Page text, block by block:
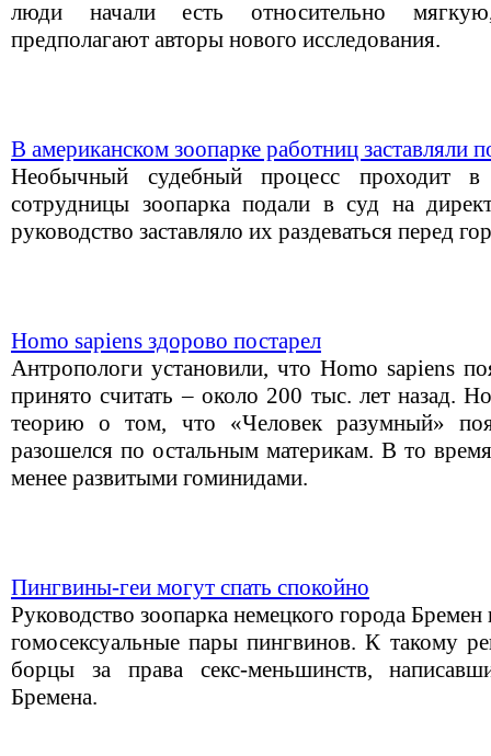
люди начали есть относительно
предполагают авторы нового исследования.
В американском зоопарке работниц заставляли
Необычный судебный процесс проходит
сотрудницы зоопарка подали в суд на
руководство заставляло их раздеваться перед
Homo sapiens здорово постарел
Антропологи установили, что Homo sapiens
принято считать – около 200 тыс. лет назад.
теорию о том, что «Человек разумный»
разошелся по остальным материкам. В то
менее развитыми гоминидами.
Пингвины-геи могут спать спокойно
Руководство зоопарка немецкого города
гомосексуальные пары пингвинов. К такому
борцы за права секс-меньшинств,
Бремена.